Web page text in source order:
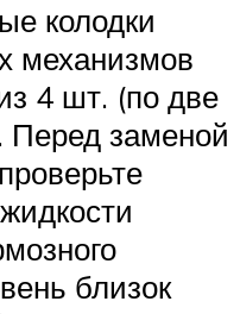
колодки
механизмов
4 шт. (по две
Перед заменой
близок